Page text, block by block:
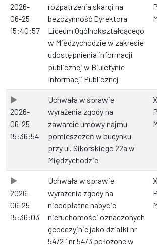
2026-
06-25
15:40:57
rozpatrzenia skargi na
bezczynność Dyrektora
Liceum Ogólnokształcącego
w Międzychodzie w zakresie
udostępnienia informacji
publicznej w Biuletynie
Informacji Publicznej
2026-
06-25
15:36:54
Uchwała w sprawie
wyrażenia zgody na
zawarcie umowy najmu
pomieszczeń w budynku
przy ul. Sikorskiego 22a w
Międzychodzie
2026-
06-25
15:36:03
Uchwała w sprawie
wyrażenia zgody na
nieodpłatne nabycie
nieruchomości oznaczonych
geodezyjnie jako działki nr
54/2 i nr 54/3 położone w